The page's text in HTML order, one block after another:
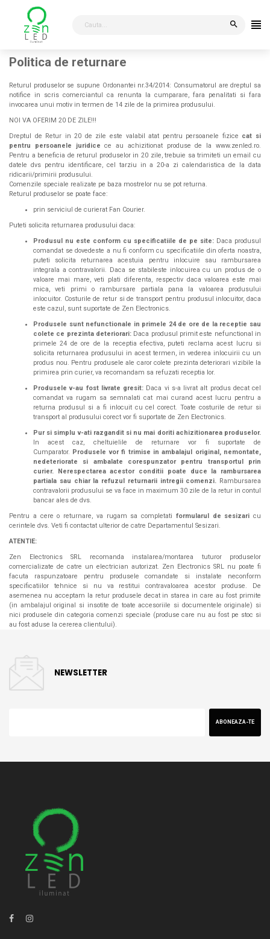
search
Politica de returnare
Returul produselor se supune Ordonantei nr.34/2014: Consumatorul are dreptul sa
notifice in scris comerciantul ca renunta la cumparare, fara penalitati si fara
invocarea unui motiv in termen de 14 zile de la primirea produsului.
NOI VA OFERIM 20 DE ZILE!!!
Dreptul de Retur in 20 de zile este valabil atat pentru persoanele fizice cat si
pentru persoanele juridice ce au achizitionat produse de la www.zenled.ro.
Pentru a beneficia de returul produselor in 20 zile, trebuie sa trimiteti un email cu
datele dvs pentru identificare, cel tarziu in a 20-a zi calendaristica de la data
ridicarii/primirii produsului.
Comenzile speciale realizate pe baza mostrelor nu se pot returna.
Returul produselor se poate face:
prin serviciul de curierat Fan Courier.
Puteti solicita returnarea produsului daca:
Produsul nu este conform cu specificatiile de pe site: Daca produsul
comandat se dovedeste a nu fi conform cu specificatiile din oferta noastra,
puteti solicita returnarea acestuia pentru inlocuire sau rambursarea
integrala a contravalorii. Daca se stabileste inlocuirea cu un produs de o
valoare mai mare, veti plati diferenta, respectiv daca valoarea este mai
mica, veti primi o rambursare partiala pana la valoarea produsului
inlocuitor. Costurile de retur si de transport pentru produsul inlocuitor, daca
este cazul, sunt suportate de Zen Electronics.
Produsele sunt nefunctionale in primele 24 de ore de la receptie sau
colete ce prezinta deteriorari: Daca produsul primit este nefunctional in
primele 24 de ore de la receptia efectiva, puteti reclama acest lucru si
solicita returnarea produsului in acest termen, in vederea inlocuirii cu un
produs nou. Pentru produsele ale caror colete prezinta deteriorari vizibile la
primirea prin curier, va recomandam sa refuzati receptia lor.
Produsele v-au fost livrate gresit: Daca vi s-a livrat alt produs decat cel
comandat va rugam sa semnalati cat mai curand acest lucru pentru a
returna produsul si a fi inlocuit cu cel corect. Toate costurile de retur si
transport al produsului corect vor fi suportate de Zen Electronics.
Pur si simplu v-ati razgandit si nu mai doriti achizitionarea produselor.
In acest caz, cheltuielile de returnare vor fi suportate de
Cumparator. Produsele vor fi trimise in ambalajul original, nemontate,
nedeteriorate si ambalate corespunzator pentru transportul prin
curier. Nerespectarea acestor conditii poate duce la rambursarea
partiala sau chiar la refuzul returnarii intregii comenzi. Rambursarea
contravalorii produsului se va face in maximum 30 zile de la retur in contul
bancar ales de dvs.
Pentru a cere o returnare, va rugam sa completati formularul de sesizari cu
cerintele dvs. Veti fi contactat ulterior de catre Departamentul Sesizari.
ATENTIE:
Zen Electronics SRL recomanda instalarea/montarea tuturor produselor
comercializate de catre un electrician autorizat. Zen Electronics SRL nu poate fi
facuta raspunzatoare pentru produsele comandate si instalate neconform
specificatiilor tehnice si nu va restitui contravaloarea acestor produse. De
asemenea nu acceptam la retur produsele decat in starea in care au fost primite
(in ambalajul original si insotite de toate accesoriile si documentele originale) si
nici produsele din categoria comenzi speciale (produse care nu au fost pe stoc si
au fost aduse la cererea clientului).
NEWSLETTER
ABONEAZA-TE